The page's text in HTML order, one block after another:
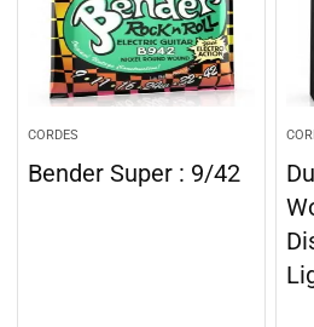
CORDES
Bender Super : 9/42